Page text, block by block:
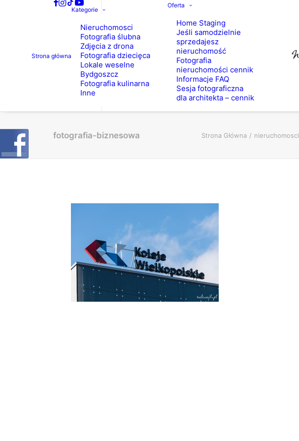
Strona główna
Kategorie
Nieruchomosci
Fotografia ślubna
Zdjęcia z drona
Fotografia dziecięca
Lokale weselne
Bydgoszcz
Fotografia kulinarna
Inne
Oferta
Home Staging
Jeśli samodzielnie
sprzedajesz
nieruchomość
Fotografia
nieruchomości cennik
Informacje FAQ
Sesja fotograficzna
dla architekta – cennik
fotografia-biznesowa Strona Główna nieruchomosci